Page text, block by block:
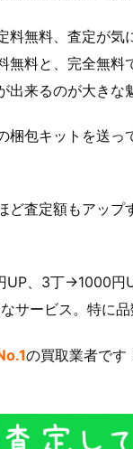
料無料、査定が気
無料と、完全無料
来るのが大きな
梱包キットを送っ
ど査定額もアップ
UP、3丁→1000
サービス。特に品
の買取業者です